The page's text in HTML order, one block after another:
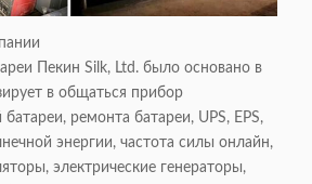
Пекин Silk, Ltd. было основано в
в общаться прибор
ремонта батареи, UPS, EPS,
энергии, частота силы онлайн,
электрические генераторы,